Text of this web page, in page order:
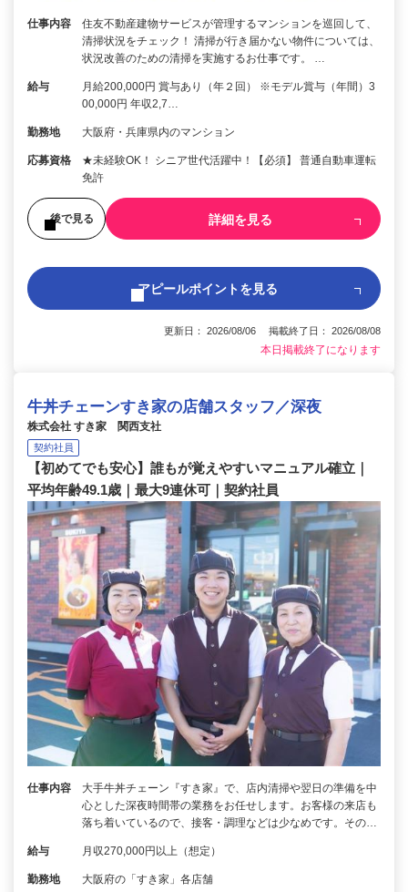
仕事内容
住友不動産建物サービスが管理するマンションを巡回して、
清掃状況をチェック！ 清掃が行き届かない物件については、
状況改善のための清掃を実施するお仕事です。 …
給与
月給200,000円 賞与あり（年２回） ※モデル賞与（年間）3
00,000円 年収2,7…
勤務地 大阪府・兵庫県内のマンション
応募資格
★未経験OK！ シニア世代活躍中！【必須】 普通自動車運転
免許
後で見る 詳細を見る
アピールポイントを見る
更新日： 2026/08/06 掲載終了日： 2026/08/08
本日掲載終了になります
牛丼チェーンすき家の店舗スタッフ／深夜
株式会社 すき家 関西支社
契約社員
【初めてでも安心】誰もが覚えやすいマニュアル確立｜
平均年齢49.1歳｜最大9連休可｜契約社員
仕事内容
大手牛丼チェーン『すき家』で、店内清掃や翌日の準備を中
心とした深夜時間帯の業務をお任せします。お客様の来店も
落ち着いているので、接客・調理などは少なめです。その…
給与 月収270,000円以上（想定）
勤務地 大阪府の「すき家」各店舗